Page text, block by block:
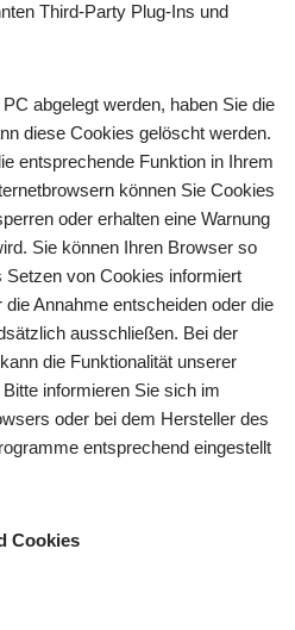
Third-Party Plug-Ins und
abgelegt werden, haben Sie die
diese Cookies gelöscht werden.
entsprechende Funktion in Ihrem
können Sie Cookies
oder erhalten eine Warnung
Sie können Ihren Browser so
von Cookies informiert
Annahme entscheiden oder die
ausschließen. Bei der
die Funktionalität unserer
informieren Sie sich im
oder bei dem Hersteller des
entsprechend eingestellt
Cookies